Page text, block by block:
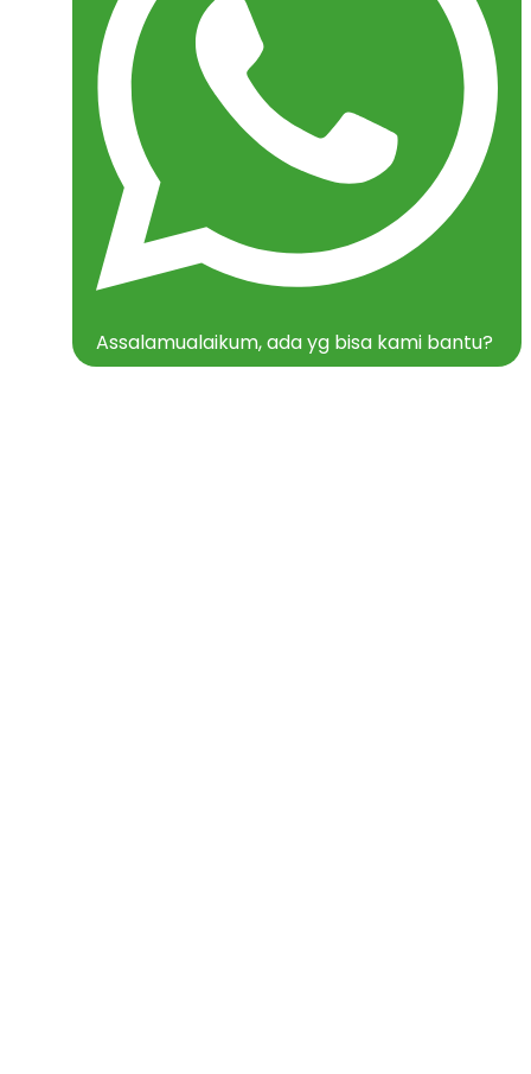
Assalamualaikum, ada yg bisa kami bantu?